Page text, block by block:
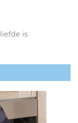
is